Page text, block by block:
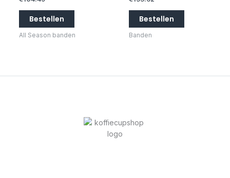
Bestellen
All Season banden
Bestellen
Banden